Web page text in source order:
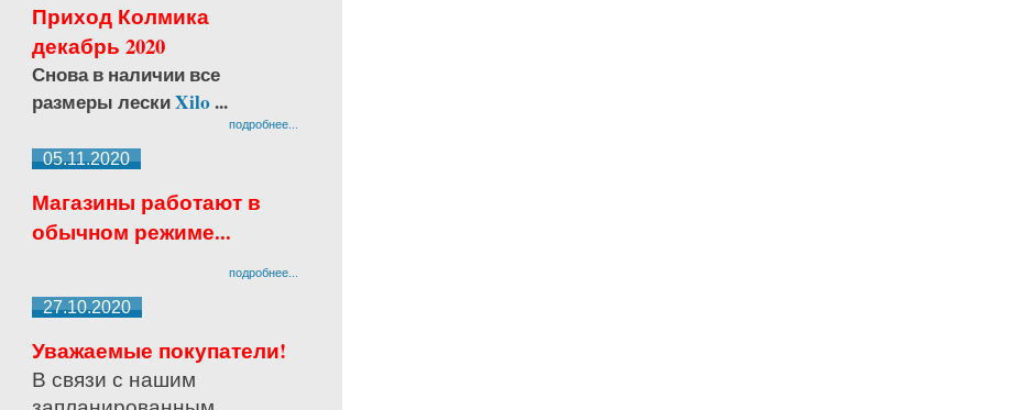
Приход Колмика
декабрь 2020
Снова в наличии все
размеры лескиXilo...
подробнее...
05.11.2020
Магазины работают в
обычном режиме...
подробнее...
27.10.2020
Уважаемые покупатели!
В связи с нашим